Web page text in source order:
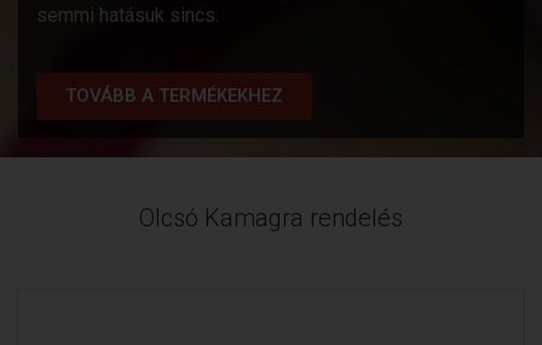
semmi hatásuk sincs.
TOVÁBB A TERMÉKEKHEZ
Olcsó Kamagra rendelés